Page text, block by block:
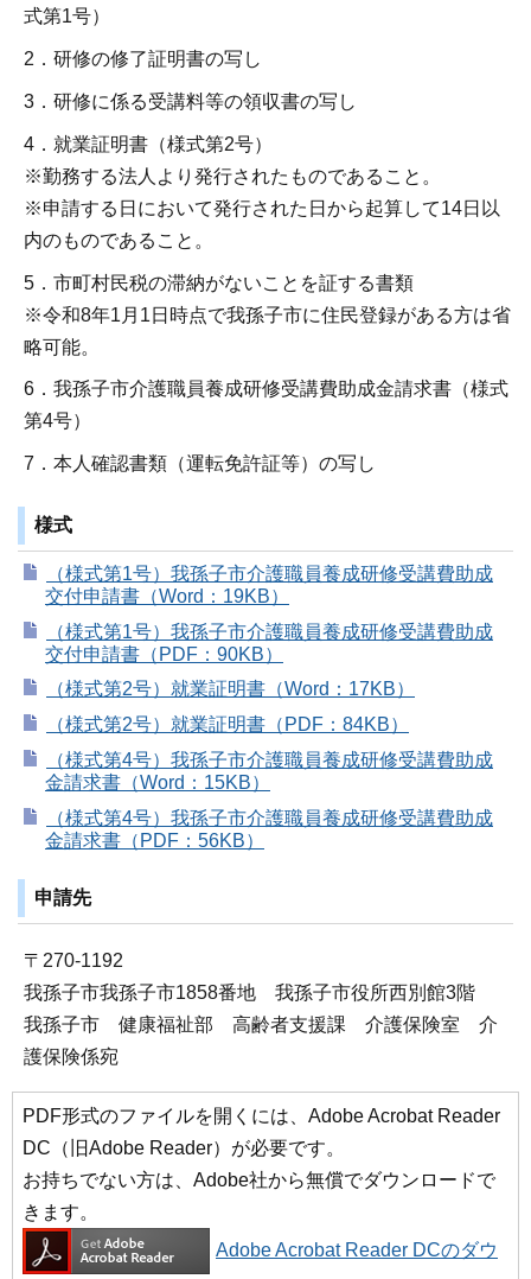
式第1号）
2．研修の修了証明書の写し
3．研修に係る受講料等の領収書の写し
4．就業証明書（様式第2号）
※勤務する法人より発行されたものであること。
※申請する日において発行された日から起算して14日以
内のものであること。
5．市町村民税の滞納がないことを証する書類
※令和8年1月1日時点で我孫子市に住民登録がある方は省
略可能。
6．我孫子市介護職員養成研修受講費助成金請求書（様式
第4号）
7．本人確認書類（運転免許証等）の写し
様式
（様式第1号）我孫子市介護職員養成研修受講費助成
交付申請書（Word：19KB）
（様式第1号）我孫子市介護職員養成研修受講費助成
交付申請書（PDF：90KB）
（様式第2号）就業証明書（Word：17KB）
（様式第2号）就業証明書（PDF：84KB）
（様式第4号）我孫子市介護職員養成研修受講費助成
金請求書（Word：15KB）
（様式第4号）我孫子市介護職員養成研修受講費助成
金請求書（PDF：56KB）
申請先
〒270-1192
我孫子市我孫子市1858番地 我孫子市役所西別館3階
我孫子市 健康福祉部 高齢者支援課 介護保険室 介
護保険係宛
PDF形式のファイルを開くには、Adobe Acrobat Reader
DC（旧Adobe Reader）が必要です。
お持ちでない方は、Adobe社から無償でダウンロードで
きます。
Adobe Acrobat Reader DCのダウ